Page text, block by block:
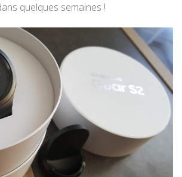
quelques semaines !